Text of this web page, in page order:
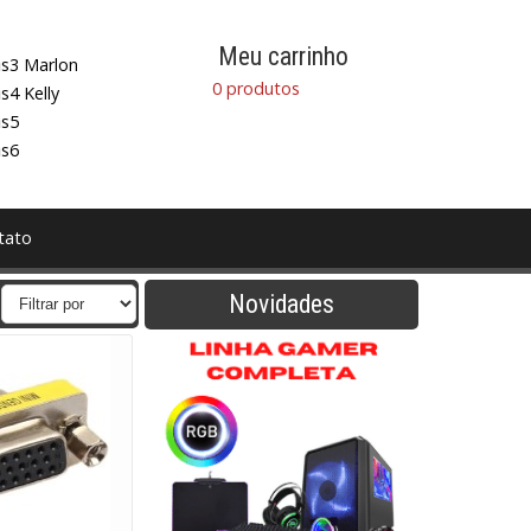
Marlon
Kelly
Meu carrinho
0 produtos
Impressoras
SOFTWARE Teclados
Novidades